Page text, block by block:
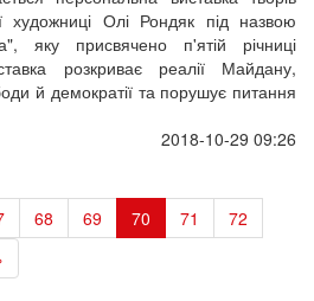
художниці Олі Рондяк під назвою
яку присвячено п'ятій річниці
розкриває реалії Майдану,
й демократії та порушує питання
2018-10-29 09:26
68 69 70 71
72